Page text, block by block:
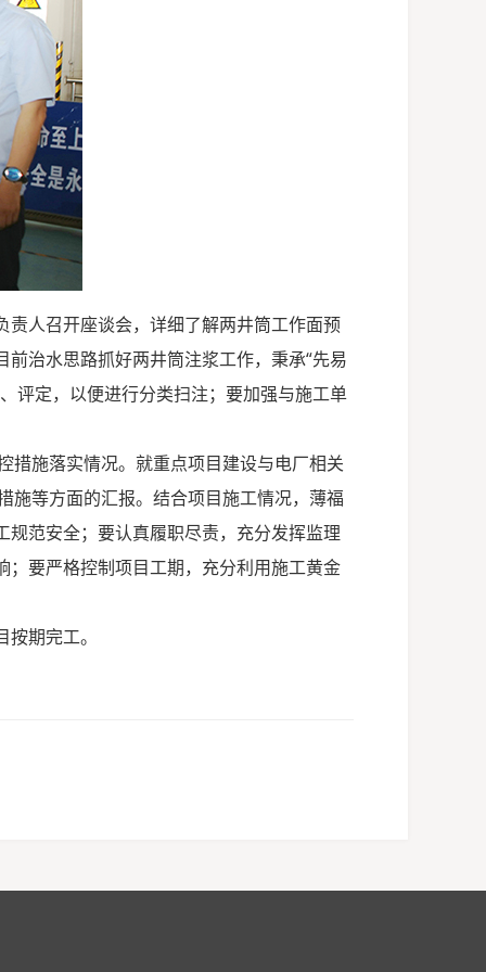
人召开座谈会，详细了解两井筒工作面预
治水思路抓好两井筒注浆工作，秉承“先易
评定，以便进行分类扫注；要加强与施工单
措施落实情况。就重点项目建设与电厂相关
施等方面的汇报。结合项目施工情况，薄福
范安全；要认真履职尽责，充分发挥监理
要严格控制项目工期，充分利用施工黄金
期完工。